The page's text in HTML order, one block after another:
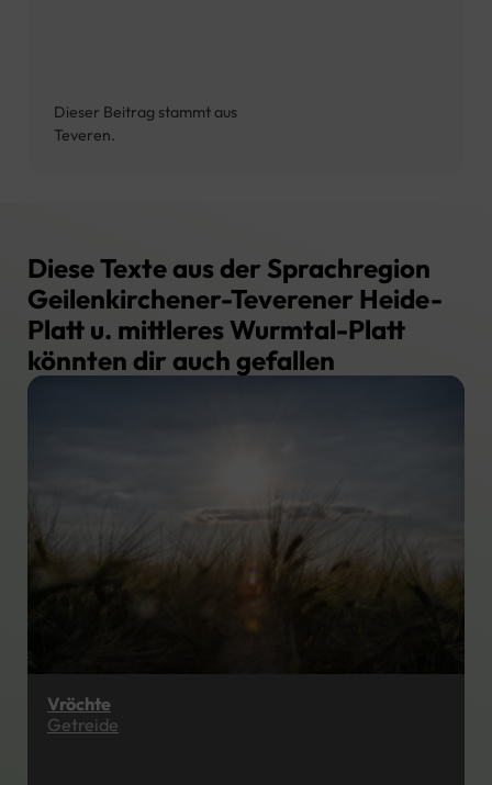
Dieser Beitrag stammt aus
Teveren.
Diese Texte aus der Sprachregion
Geilenkirchener-Teverener Heide-
Platt u. mittleres Wurmtal-Platt
könnten dir auch gefallen
Vröchte
Getreide